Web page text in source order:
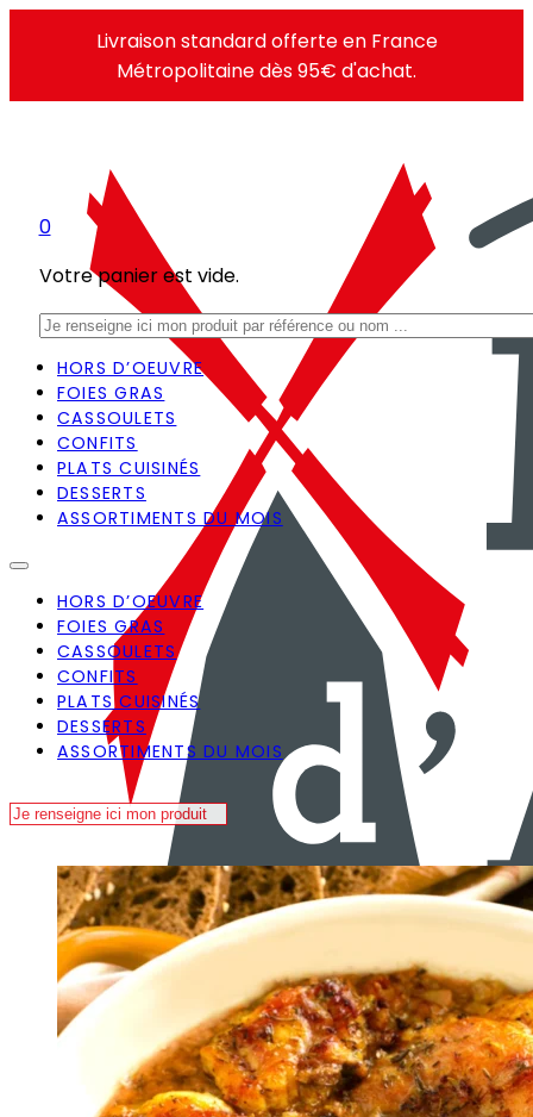
Livraison standard offerte en France
Métropolitaine dès 95€ d'achat.
Rechercher
0
Votre panier est vide.
HORS D’OEUVRE
FOIES GRAS
CASSOULETS
CONFITS
PLATS CUISINÉS
DESSERTS
ASSORTIMENTS DU MOIS
HORS D’OEUVRE
FOIES GRAS
CASSOULETS
CONFITS
PLATS CUISINÉS
DESSERTS
ASSORTIMENTS DU MOIS